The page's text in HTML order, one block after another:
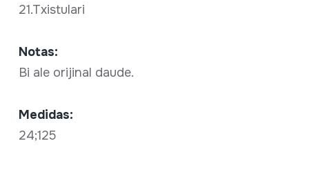
21.Txistulari
Notas:
Bi ale orijinal daude.
Medidas:
24;125